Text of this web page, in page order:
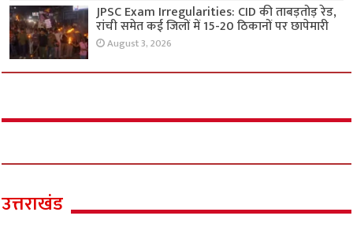
JPSC Exam Irregularities: CID की ताबड़तोड़ रेड,
रांची समेत कई जिलों में 15-20 ठिकानों पर छापेमारी
August 3, 2026
उत्तराखंड